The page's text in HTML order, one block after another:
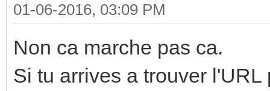
01-06-2016, 03:09 PM
Non ca marche pas ca.
Si tu arrives a trouver